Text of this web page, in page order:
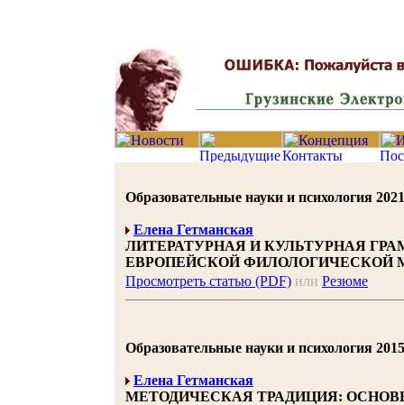
Образовательные науки и психология
Елена Гетманская
ЛИТЕРАТУРНАЯ И КУЛЬТУРНАЯ
ЕВРОПЕЙСКОЙ ФИЛОЛОГИЧЕСКОЙ
Просмотреть статью (PDF) или Резюме
Образовательные науки и психология
Елена Гетманская
МЕТОДИЧЕСКАЯ ТРАДИЦИЯ: